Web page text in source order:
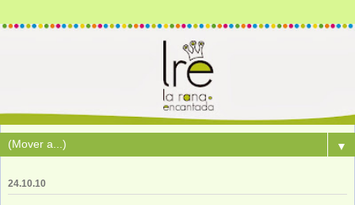
▼
24.10.10